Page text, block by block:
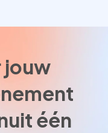
jouw
één